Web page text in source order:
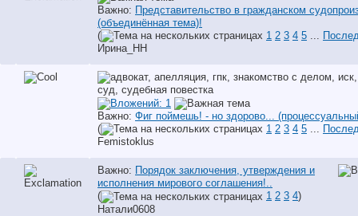
Важно: Представительство в гражданском
(объединённая тема)!
(
1 2 3 4 5
Ирина_НН
Важно: Фиг поймешь! - но здорово...
(
1 2 3 4 5
Femistoklus
Важно: Порядок заключения, утверждения и
исполнения мирового соглашения!..
(
1 2 3 4)
Натали0608